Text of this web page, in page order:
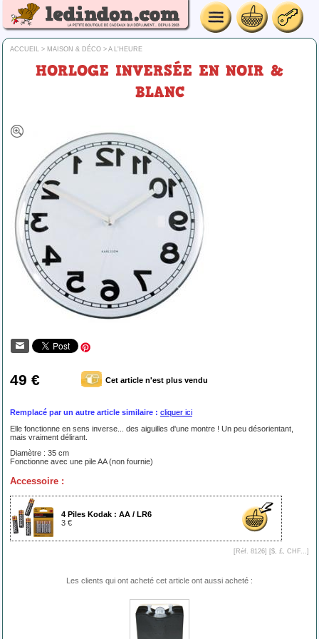
ACCUEIL > MAISON & DÉCO > A L'HEURE
HORLOGE INVERSÉE EN NOIR &
BLANC
49 € Cet article n'est plus vendu
Remplacé par un autre article similaire : cliquer ici
Elle fonctionne en sens inverse... des aiguilles d'une montre ! Un peu désorientant,
mais vraiment délirant.
Diamètre : 35 cm
Fonctionne avec une pile AA (non fournie)
Accessoire :
4 Piles Kodak : AA / LR6
3 €
[Réf. 8126] [$, £, CHF...]
Les clients qui ont acheté cet article ont aussi acheté :